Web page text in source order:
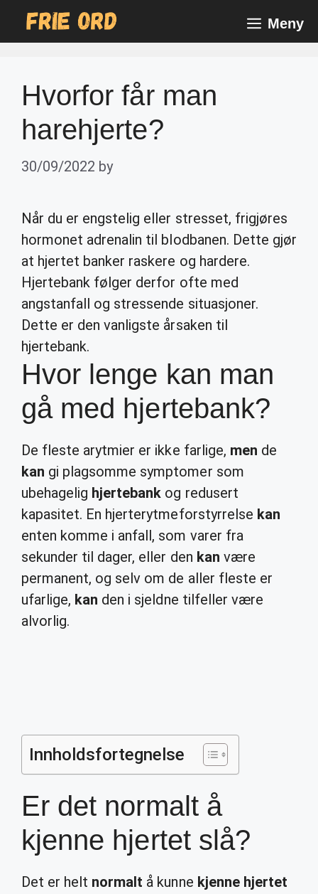
Meny
Hvorfor får man
harehjerte?
30/09/2022 by
Når du er engstelig eller stresset, frigjøres
hormonet adrenalin til blodbanen. Dette gjør
at hjertet banker raskere og hardere.
Hjertebank følger derfor ofte med
angstanfall og stressende situasjoner.
Dette er den vanligste årsaken til
hjertebank.
Hvor lenge kan man
gå med hjertebank?
De fleste arytmier er ikke farlige, men de
kan gi plagsomme symptomer som
ubehagelig hjertebank og redusert
kapasitet. En hjerterytmeforstyrrelse kan
enten komme i anfall, som varer fra
sekunder til dager, eller den kan være
permanent, og selv om de aller fleste er
ufarlige, kan den i sjeldne tilfeller være
alvorlig.
Innholdsfortegnelse
Er det normalt å
kjenne hjertet slå?
Det er helt normalt å kunne kjenne hjertet